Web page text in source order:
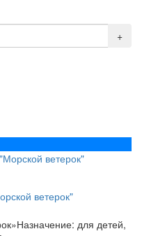
+
ветерок"
для детей,